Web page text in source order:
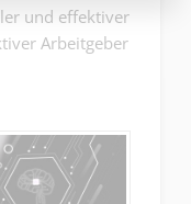
und effektiver
Arbeitgeber